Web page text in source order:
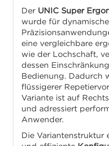
Der UNIC Super
wurde für dynamische
eine vergleichbare
wie der Lochschaft,
dessen
Bedienung. Dadurch
flüssigerer
Variante ist auf
und adressiert
Anwender.
Die Variantenstruktur